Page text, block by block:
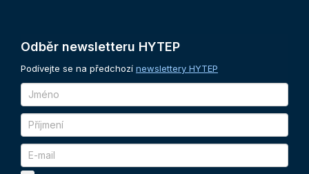
Odběr newsletteru HYTEP
Podívejte se na předchozí newslettery HYTEP